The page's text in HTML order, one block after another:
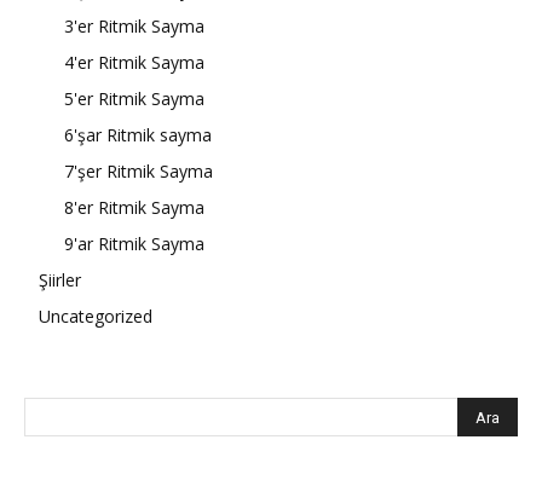
3'er Ritmik Sayma
4'er Ritmik Sayma
5'er Ritmik Sayma
6'şar Ritmik sayma
7'şer Ritmik Sayma
8'er Ritmik Sayma
9'ar Ritmik Sayma
Şiirler
Uncategorized